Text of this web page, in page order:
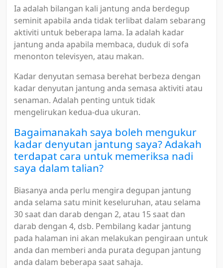
Ia adalah bilangan kali jantung anda berdegup
seminit apabila anda tidak terlibat dalam sebarang
aktiviti untuk beberapa lama. Ia adalah kadar
jantung anda apabila membaca, duduk di sofa
menonton televisyen, atau makan.
Kadar denyutan semasa berehat berbeza dengan
kadar denyutan jantung anda semasa aktiviti atau
senaman. Adalah penting untuk tidak
mengelirukan kedua-dua ukuran.
Bagaimanakah saya boleh mengukur
kadar denyutan jantung saya? Adakah
terdapat cara untuk memeriksa nadi
saya dalam talian?
Biasanya anda perlu mengira degupan jantung
anda selama satu minit keseluruhan, atau selama
30 saat dan darab dengan 2, atau 15 saat dan
darab dengan 4, dsb. Pembilang kadar jantung
pada halaman ini akan melakukan pengiraan untuk
anda dan memberi anda purata degupan jantung
anda dalam beberapa saat sahaja.